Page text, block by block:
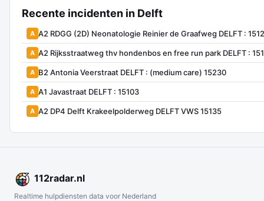
Recente incidenten in Delft
A A2 RDGG (2D) Neonatologie Reinier de Graafweg DELFT :
A A2 Rijksstraatweg thv hondenbos en free run park DELFT :
A B2 Antonia Veerstraat DELFT : (medium care) 15230
A A1 Javastraat DELFT : 15103
A A2 DP4 Delft Krakeelpolderweg DELFT VWS 15135
112radar.nl
Realtime hulpdiensten data voor Nederland